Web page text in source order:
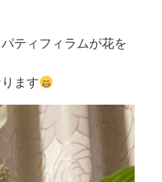
ティフィラムが花を
ます